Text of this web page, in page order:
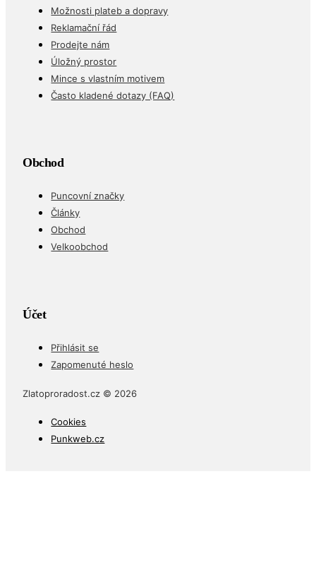
Možnosti plateb a dopravy
Reklamační řád
Prodejte nám
Úložný prostor
Mince s vlastním motivem
Často kladené dotazy (FAQ)
Obchod
Puncovní značky
Články
Obchod
Velkoobchod
Účet
Přihlásit se
Zapomenuté heslo
Zlatoproradost.cz © 2026
Cookies
Punkweb.cz